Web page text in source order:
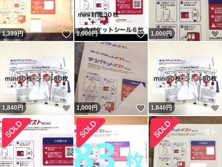
1,399円 いいね！
1,000円 いいね！
1,000円
1,840円 いいね！
1,000円 いいね！
1,840円